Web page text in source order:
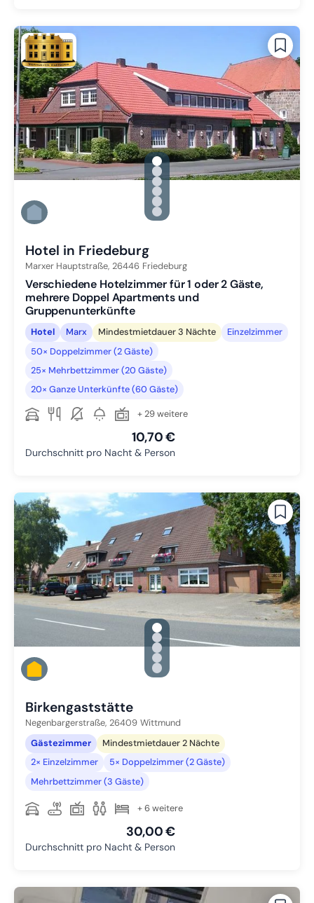
gallery.slide_selector
Zu Slide 1 wechseln
Zu Slide 2 wechseln
Zu Slide 3 wechseln
Zu Slide 4 wechseln
Zu Slide 5 wechseln
Zu Slide 6 wechseln
Hotel in Friedeburg
Marxer Hauptstraße, 26446 Friedeburg
Verschiedene Hotelzimmer für 1 oder 2 Gäste,
mehrere Doppel Apartments und
Gruppenunterkünfte
Hotel Marx Mindestmietdauer 3 Nächte
Einzelzimmer
50× Doppelzimmer (2 Gäste)
25× Mehrbettzimmer (20 Gäste)
20× Ganze Unterkünfte (60 Gäste)
+ 29 weitere
10,70 €
Durchschnitt pro Nacht & Person
gallery.slide_selector
Zu Slide 1 wechseln
Zu Slide 2 wechseln
Zu Slide 3 wechseln
Zu Slide 4 wechseln
Zu Slide 5 wechseln
Birkengaststätte
Negenbargerstraße, 26409 Wittmund
Gästezimmer
Mindestmietdauer 2 Nächte
2× Einzelzimmer
5× Doppelzimmer (2 Gäste)
Mehrbettzimmer (3 Gäste)
+ 6 weitere
30,00 €
Durchschnitt pro Nacht & Person